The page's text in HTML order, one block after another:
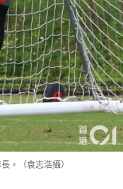
。（袁志浩攝）